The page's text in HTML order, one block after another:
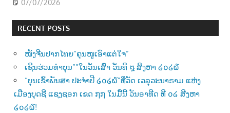
07/07/2026
RECENT POSTS
ໜັງຈີນປາກໄທຍ”ຄຸນໜູເອົາແຕ່ໃຈ”
ເຊີນຮ່ວມທຳບຸນ””ໃນວັນເສົາ ວັນທີ ໘ ສີງຫາ ໒໐໒໖
“ບຸນເຂົ້າພັນສາ ປະຈຳປີ ໒໐໒໖”ທີ່ວັດ ເວລຸວະນາຣາມ ແຫ່ງ
ເມືອງບຸດຊີ ແຊງຊອກ ເຂດ ໗໗ ໃນມື້ນີ້ ວັນອາທີດ ທີ ໐໒ ສີງຫາ
໒໐໒໖!